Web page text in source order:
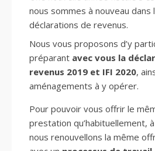
nous sommes à nouveau dans
déclarations de revenus.
Nous vous proposons d’y
préparant avec vous la
revenus 2019 et IFI 2020,
aménagements à y opérer.
Pour pouvoir vous offrir le
prestation qu’habituellement,
nous renouvellons la même